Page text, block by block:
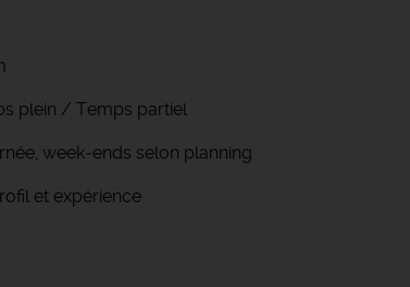
plein / Temps partiel
week-ends selon planning
et expérience